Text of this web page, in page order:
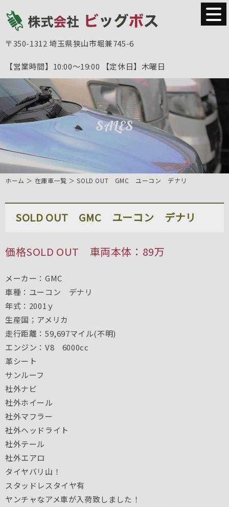
〒350-1312 埼玉県狭山市堀兼745-6
【営業時間】 10:00～19:00 【定休日】 木曜日
SALES
ホーム ＞ 在庫車一覧 ＞ SOLD OUT GMC ユーコン デナリ
SOLD OUT GMC ユーコン デナリ
価格SOLD OUT 車両本体：89万
メーカー：GMC
車種：ユーコン デナリ
年式：2001ｙ
生産国；アメリカ
走行距離：59,697マイル(不明)
エンジン：V8 6000cc
革シート
サンルーフ
社外ナビ
社外ホイール
社外マフラー
社外ヘッドライト
社外テール
社外エアロ
タイヤバリ山！
スタッドレスタイヤ有
ヤンチャなアメ車が入荷致しました！